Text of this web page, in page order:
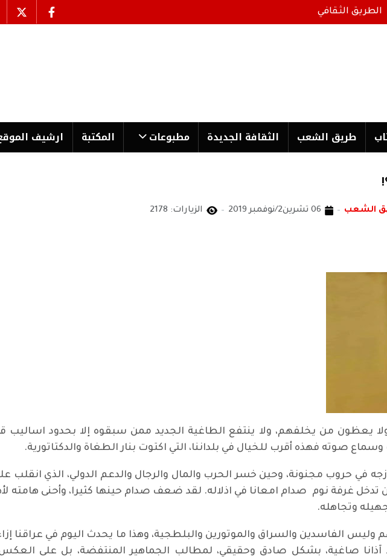
الطريق الثقافي
طریق الشعب الثقافة الجدیدة مطبوعات المكتبة ارشیف
الشعب 06 تشرين2/نوفمبر 2019 الزيارات: 2178
ولا يعظون من يخلفهم، ولا ينتفع الطاغية الجديد ممن سبقوه إلا بحدود
صوته فهذه أقرب للخيال في بلداننا، التي اكتوت بنار الطغاة والدكتاتورية.
في حروب مجنونة، وحين خسر الحرب والمال والرجال والدعم الدولي، الذي انقلب
تدخل غرفة نوم صدام امعانا في اذلاله. لقد ضعف صدام حينها كثيرا، وأحنى هامته
وتجاهله.
الفاسدين والسراق والموتورين والبلطجية، وهذا ما يحدث اليوم في عراقنا
آذانا صاغية، بشكل صادق وحقيقي، لمطالب الجماهير المنتفضة، بل على